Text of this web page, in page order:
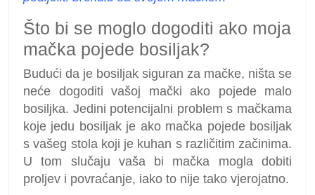
Što bi se moglo dogoditi ako moja
mačka pojede bosiljak?
Budući da je bosiljak siguran za mačke, ništa se
neće dogoditi vašoj mački ako pojede malo
bosiljka. Jedini potencijalni problem s mačkama
koje jedu bosiljak je ako mačka pojede bosiljak
s vašeg stola koji je kuhan s različitim začinima.
U tom slučaju vaša bi mačka mogla dobiti
proljev i povraćanje, iako to nije tako vjerojatno.